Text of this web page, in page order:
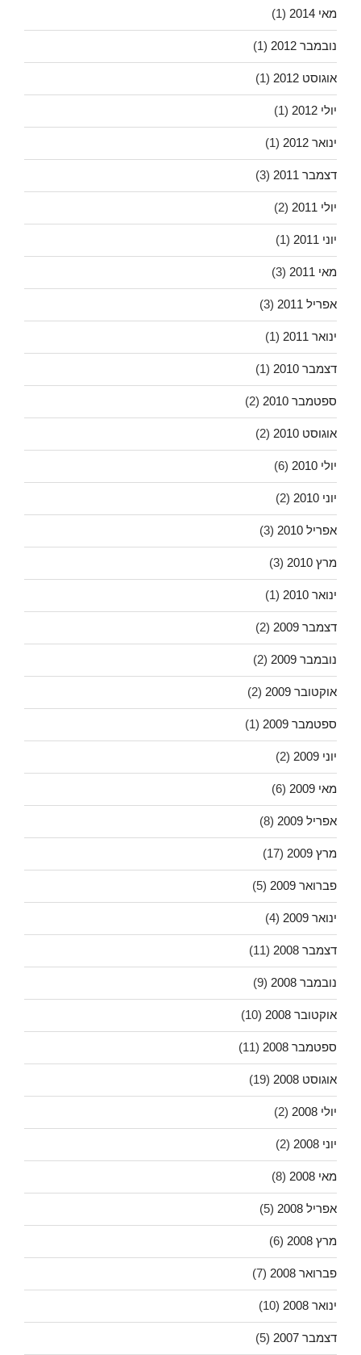
מאי 2014 (1)
נובמבר 2012 (1)
אוגוסט 2012 (1)
יולי 2012 (1)
ינואר 2012 (1)
דצמבר 2011 (3)
יולי 2011 (2)
יוני 2011 (1)
מאי 2011 (3)
אפריל 2011 (3)
ינואר 2011 (1)
דצמבר 2010 (1)
ספטמבר 2010 (2)
אוגוסט 2010 (2)
יולי 2010 (6)
יוני 2010 (2)
אפריל 2010 (3)
מרץ 2010 (3)
ינואר 2010 (1)
דצמבר 2009 (2)
נובמבר 2009 (2)
אוקטובר 2009 (2)
ספטמבר 2009 (1)
יוני 2009 (2)
מאי 2009 (6)
אפריל 2009 (8)
מרץ 2009 (17)
פברואר 2009 (5)
ינואר 2009 (4)
דצמבר 2008 (11)
נובמבר 2008 (9)
אוקטובר 2008 (10)
ספטמבר 2008 (11)
אוגוסט 2008 (19)
יולי 2008 (2)
יוני 2008 (2)
מאי 2008 (8)
אפריל 2008 (5)
מרץ 2008 (6)
פברואר 2008 (7)
ינואר 2008 (10)
דצמבר 2007 (5)